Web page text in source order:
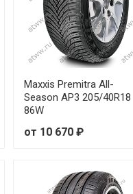
EQ LK03 245/45R18 100Y
EQ LK03 245/45R19 102Y
EQ LK03 245/45R20 103Y
EQ LK03 255/35R19 96Y
Maxxis Premitra All-
Season AP3 205/40R18
86W
от 10 670 ₽